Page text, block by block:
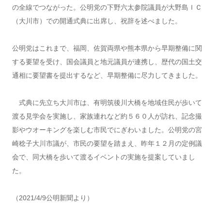
の全線でつながった。公明党の下野六太参院議員が大野島ＩＣ
（大川市）での開通式典に出席し、祝辞を述べました。
公明党はこれまで、福岡、佐賀両県や熊本県から早期整備に関
する要望を受け、国会議員と地元議員が連携し、歴代の国土交
通相に要望書を提出するなど、早期整備に尽力してきました。
式典に先立ち大川市は、有明筑後川大橋を地域住民が歩いて
渡る見学会を実施し、家族連れなど約５６０人が訪れ、記念撮
影やウオーキングを楽しむ市民でにぎわいました。公明党の宮
崎稔子大川市議が、市民の要望を踏まえ、昨年１２月の定例議
会で、同大橋を歩いて渡るイベントの実施を提案していまし
た。
（2021/4/9公明新聞より）